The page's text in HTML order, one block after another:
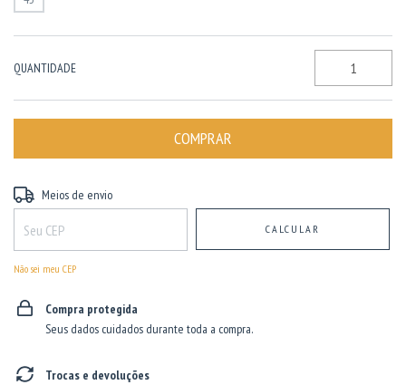
QUANTIDADE
Entregas para o CEP:
Meios de envio
CALCULAR
Não sei meu CEP
Compra protegida
Seus dados cuidados durante toda a compra.
Trocas e devoluções